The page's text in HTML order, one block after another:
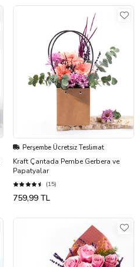
Perşembe Ücretsiz Teslimat
Kraft Çantada Pembe Gerbera ve
Papatyalar
(15)
759,99 TL